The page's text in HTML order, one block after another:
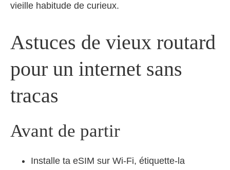
vieille habitude de curieux.
Astuces de vieux routard
pour un internet sans
tracas
Avant de partir
Installe ta eSIM sur Wi‑Fi, étiquette-la